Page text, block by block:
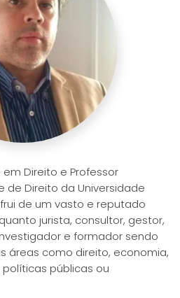
Direito e Professor
de Direito da Universidade
de um vasto e reputado
jurista, consultor, gestor,
e formador sendo
áreas como direito, economia,
públicas ou